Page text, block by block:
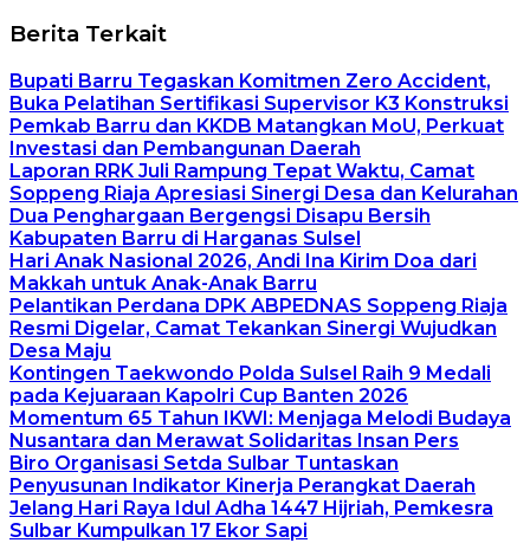
Berita Terkait
Bupati Barru Tegaskan Komitmen Zero Accident,
Buka Pelatihan Sertifikasi Supervisor K3 Konstruksi
Pemkab Barru dan KKDB Matangkan MoU, Perkuat
Investasi dan Pembangunan Daerah
Laporan RRK Juli Rampung Tepat Waktu, Camat
Soppeng Riaja Apresiasi Sinergi Desa dan Kelurahan
Dua Penghargaan Bergengsi Disapu Bersih
Kabupaten Barru di Harganas Sulsel
Hari Anak Nasional 2026, Andi Ina Kirim Doa dari
Makkah untuk Anak-Anak Barru
Pelantikan Perdana DPK ABPEDNAS Soppeng Riaja
Resmi Digelar, Camat Tekankan Sinergi Wujudkan
Desa Maju
Kontingen Taekwondo Polda Sulsel Raih 9 Medali
pada Kejuaraan Kapolri Cup Banten 2026
Momentum 65 Tahun IKWI: Menjaga Melodi Budaya
Nusantara dan Merawat Solidaritas Insan Pers
Biro Organisasi Setda Sulbar Tuntaskan
Penyusunan Indikator Kinerja Perangkat Daerah
Jelang Hari Raya Idul Adha 1447 Hijriah, Pemkesra
Sulbar Kumpulkan 17 Ekor Sapi